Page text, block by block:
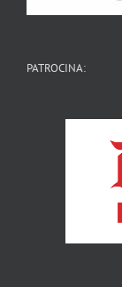
PATROCINA: